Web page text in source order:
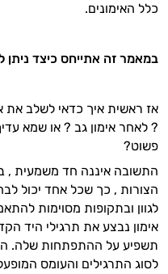
כלל האימונים.
במאמר זה אתייחס כיצד ניתן
אז ראשית איך כדאי לשלב את
? לאחר אימון גב ? או שמא
פשוט?
התשובה איננה חד משמעית ,
הצורות , כך שכל אחד יכול
לגוון ובתקופות מסוימות
אימון נבצע את תרגילי היד
תשפיע על ההתפתחות שלה.
לסוג התרגילים והעומס